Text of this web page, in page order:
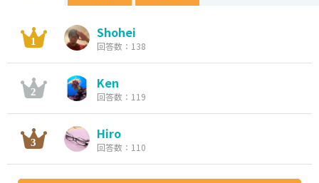
Shohei
回答数：138
Ken
回答数：119
Hiro
回答数：110